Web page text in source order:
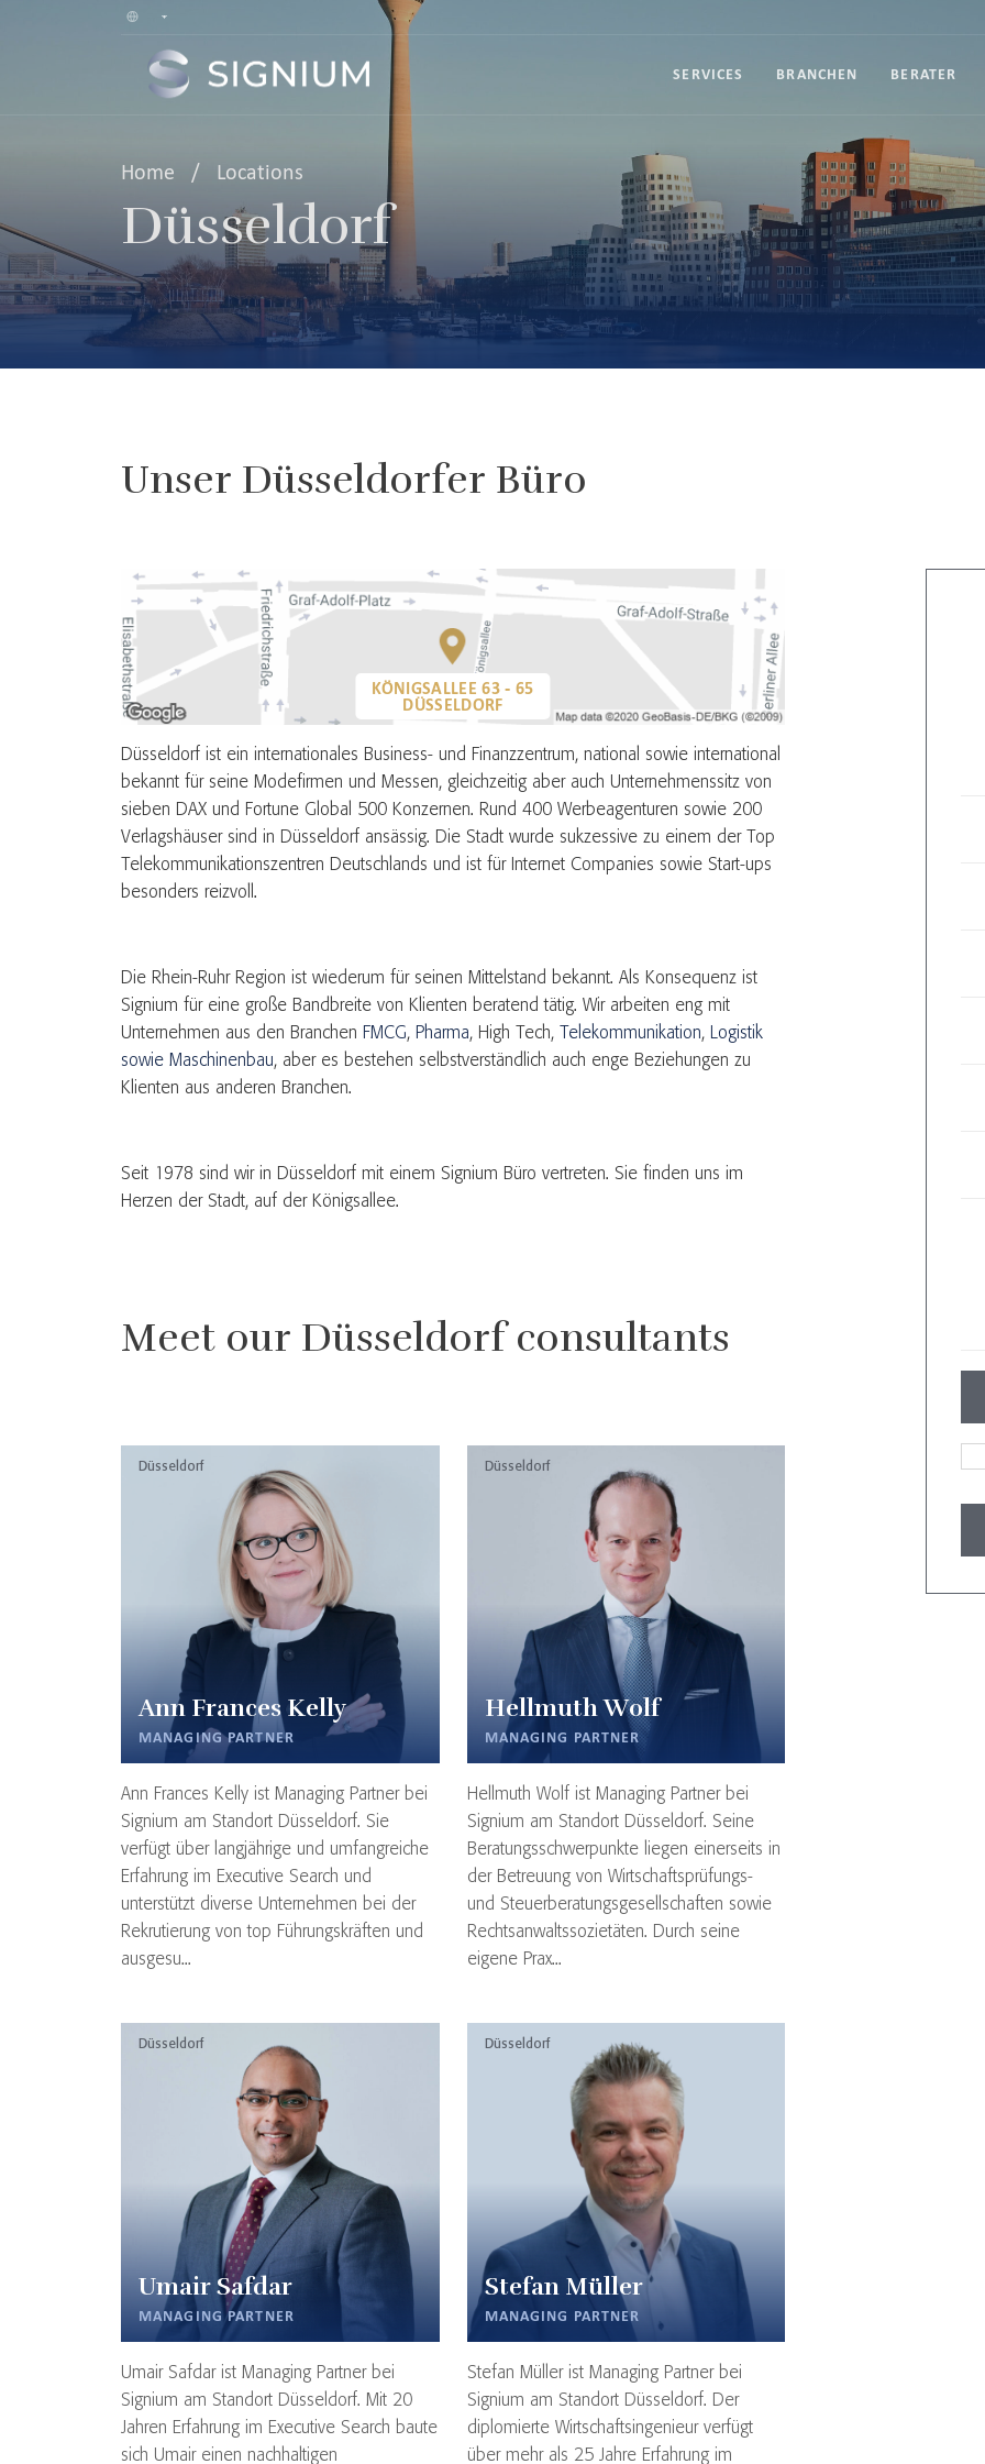
SERVICES BRANCHEN BERATER
Home / Locations
Düsseldorf
Unser Düsseldorfer Büro
KÖNIGSALLEE 63 - 65
DÜSSELDORF
Düsseldorf ist ein internationales Business- und Finanzzentrum, national sowie international
bekannt für seine Modefirmen und Messen, gleichzeitig aber auch Unternehmenssitz von
sieben DAX und Fortune Global 500 Konzernen. Rund 400 Werbeagenturen sowie 200
Verlagshäuser sind in Düsseldorf ansässig. Die Stadt wurde sukzessive zu einem der Top
Telekommunikationszentren Deutschlands und ist für Internet Companies sowie Start-ups
besonders reizvoll.
Die Rhein-Ruhr Region ist wiederum für seinen Mittelstand bekannt. Als Konsequenz ist
Signium für eine große Bandbreite von Klienten beratend tätig. Wir arbeiten eng mit
Unternehmen aus den Branchen FMCG, Pharma, High Tech, Telekommunikation, Logistik
sowie Maschinenbau, aber es bestehen selbstverständlich auch enge Beziehungen zu
Klienten aus anderen Branchen.
Seit 1978 sind wir in Düsseldorf mit einem Signium Büro vertreten. Sie finden uns im
Herzen der Stadt, auf der Königsallee.
Meet our Düsseldorf consultants
Düsseldorf
Ann Frances Kelly
MANAGING PARTNER
Ann Frances Kelly ist Managing Partner bei
Signium am Standort Düsseldorf. Sie
verfügt über langjährige und umfangreiche
Erfahrung im Executive Search und
unterstützt diverse Unternehmen bei der
Rekrutierung von top Führungskräften und
ausgesu...
Düsseldorf
Hellmuth Wolf
MANAGING PARTNER
Hellmuth Wolf ist Managing Partner bei
Signium am Standort Düsseldorf. Seine
Beratungsschwerpunkte liegen einerseits in
der Betreuung von Wirtschaftsprüfungs-
und Steuerberatungsgesellschaften sowie
Rechtsanwaltssozietäten. Durch seine
eigene Prax...
Düsseldorf
Umair Safdar
MANAGING PARTNER
Umair Safdar ist Managing Partner bei
Signium am Standort Düsseldorf. Mit 20
Jahren Erfahrung im Executive Search baute
sich Umair einen nachhaltigen
Düsseldorf
Stefan Müller
MANAGING PARTNER
Stefan Müller ist Managing Partner bei
Signium am Standort Düsseldorf. Der
diplomierte Wirtschaftsingenieur verfügt
über mehr als 25 Jahre Erfahrung im